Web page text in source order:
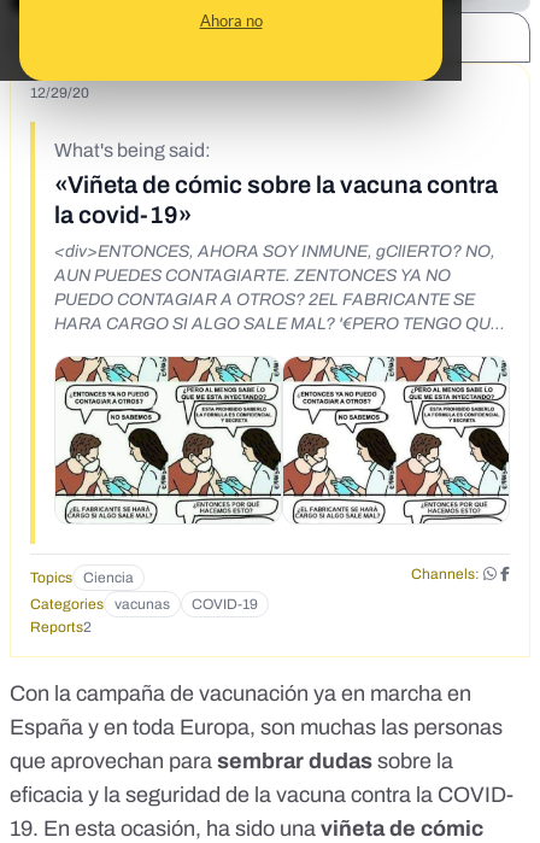
Ahora no
12/29/20
What's being said:
«Viñeta de cómic sobre la vacuna contra
la covid-19»
<div>ENTONCES, AHORA SOY INMUNE, gClIERTO? NO,
AUN PUEDES CONTAGIARTE. ZENTONCES YA NO
PUEDO CONTAGIAR A OTROS? 2EL FABRICANTE SE
HARA CARGO SI ALGO SALE MAL? '€PERO TENGO QUE
SABE LO QUE ME ESTA INYECTANDO’ ESTA PROHIBIDO
SABERLO LA FORMULA ES CONFIDENCIAL Y SECRETA
ZENTONCES POR QUE HACEMOS ESTO? NIIDEA, YO
SOLO ESTOY SIGUIENDO ORDENES.<br><br></div>
Topics Ciencia
Channels:
Categories
vacunas
COVID-19
Reports2
Con la campaña de vacunación ya en marcha en
España y en toda Europa, son muchas las personas
que aprovechan para sembrar dudas sobre la
eficacia y la seguridad de la vacuna contra la COVID-
19. En esta ocasión, ha sido una viñeta de cómic